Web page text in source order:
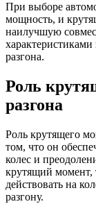
При выборе
мощность, и
наилучшую
разгона.
Роль
разгона
Роль крутящего
том, что он
колес и
крутящий момент,
действовать на
разгону.